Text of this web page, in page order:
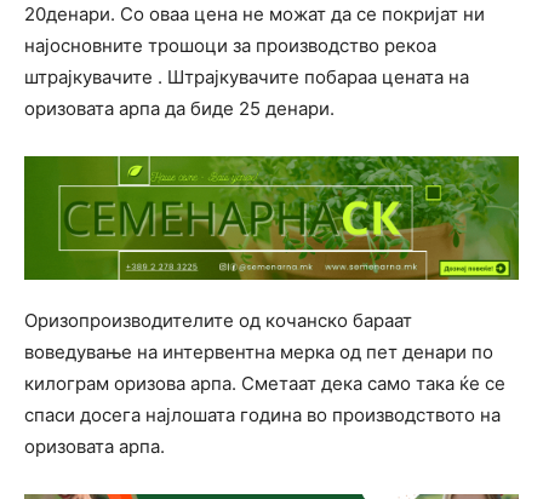
20денари. Со оваа цена не можат да се покријат ни
најосновните трошоци за производство рекоа
штрајкувачите . Штрајкувачите побараа цената на
оризовата арпа да биде 25 денари.
Оризопроизводителите од кочанско бараат
воведување на интервентна мерка од пет денари по
килограм оризова арпа. Сметаат дека само така ќе се
спаси досега најлошата година во производството на
оризовата арпа.